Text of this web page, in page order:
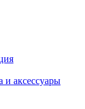
аксессуары